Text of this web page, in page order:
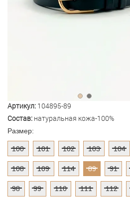
Артикул: 104895-89
Состав: натуральная кожа-100%
Размер:
100 101 102 103 104
108 109 114 89 91
98 99 110 111 112